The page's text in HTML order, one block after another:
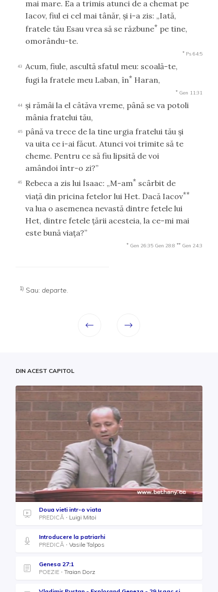
mai mare. Ea a trimis atunci de a chemat pe
Iacov, fiul ei cel mai tânăr, şi i-a zis: „Iată,
fratele tău Esau vrea să se răzbune* pe tine,
omorându-te.
* Ps 64:5
43
Acum, fiule, ascultă sfatul meu: scoală-te,
fugi la fratele meu Laban, în* Haran,
* Gen 11:31
44 şi rămâi la el câtăva vreme, până se va potoli
mânia fratelui tău,
45
până va trece de la tine urgia fratelui tău şi
va uita ce i-ai făcut. Atunci voi trimite să te
cheme. Pentru ce să fiu lipsită de voi
amândoi într-o zi?”
46 Rebeca a zis lui Isaac: „M-am* scârbit de
viaţă din pricina fetelor lui Het. Dacă Iacov**
va lua o asemenea nevastă dintre fetele lui
Het, dintre fetele ţării acesteia, la ce-mi mai
este bună viaţa?”
* Gen 26:35 Gen 28:8 ** Gen 24:3
1) Sau: departe.
DIN ACEST CAPITOL
Doua vieti intr-o viata
PREDICĂ
Luigi Mitoi
Introducere la patriarhi
PREDICĂ
Vasile Talpos
Genesa 27:1
POEZIE
Traian Dorz